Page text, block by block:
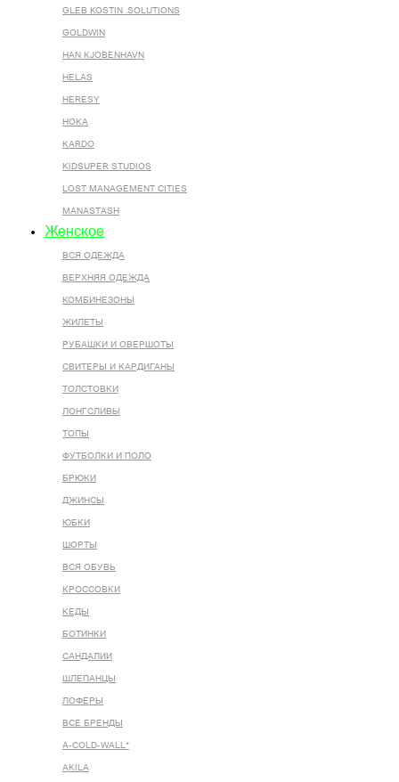
GLEB KOSTIN .SOLUTIONS
GOLDWIN
HAN KJOBENHAVN
HELAS
HERESY
HOKA
KARDO
KIDSUPER STUDIOS
LOST MANAGEMENT CITIES
MANASTASH
Женское
ВСЯ ОДЕЖДА
ВЕРХНЯЯ ОДЕЖДА
КОМБИНЕЗОНЫ
ЖИЛЕТЫ
РУБАШКИ И ОВЕРШОТЫ
СВИТЕРЫ И КАРДИГАНЫ
ТОЛСТОВКИ
ЛОНГСЛИВЫ
ТОПЫ
ФУТБОЛКИ И ПОЛО
БРЮКИ
ДЖИНСЫ
ЮБКИ
ШОРТЫ
ВСЯ ОБУВЬ
КРОССОВКИ
КЕДЫ
БОТИНКИ
САНДАЛИИ
ШЛЕПАНЦЫ
ЛОФЕРЫ
ВСЕ БРЕНДЫ
A-COLD-WALL*
AKILA